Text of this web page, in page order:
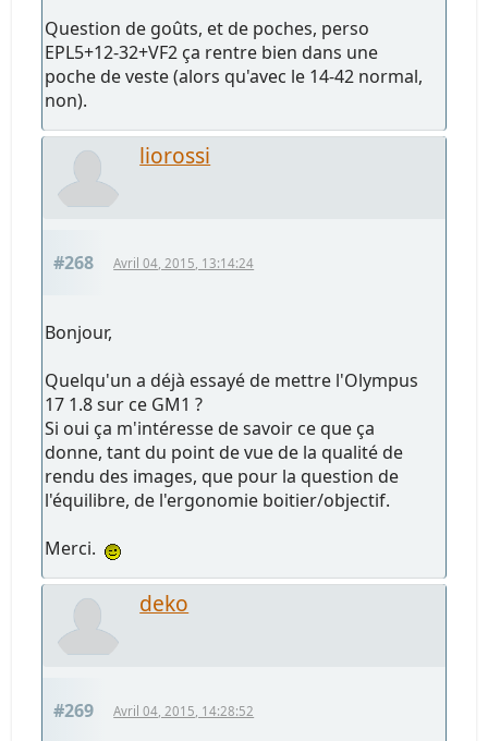
Question de goûts, et de poches, perso
EPL5+12-32+VF2 ça rentre bien dans une
poche de veste (alors qu'avec le 14-42 normal,
non).
liorossi
#268 Avril 04, 2015, 13:14:24
Bonjour,
Quelqu'un a déjà essayé de mettre l'Olympus
17 1.8 sur ce GM1 ?
Si oui ça m'intéresse de savoir ce que ça
donne, tant du point de vue de la qualité de
rendu des images, que pour la question de
l'équilibre, de l'ergonomie boitier/objectif.
Merci.
deko
#269 Avril 04, 2015, 14:28:52